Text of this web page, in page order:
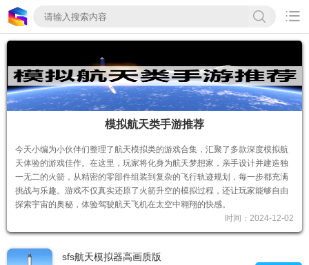

模拟航天类手游推荐
今天小编为小伙伴们整理了航天模拟类的游戏合集，汇聚了多款深度模拟航
天体验的游戏佳作。在这里，玩家将化身为航天梦想家，亲手设计并建造独
一无二的火箭，从精密的零部件组装到复杂的飞行轨迹规划，每一步都充满
挑战与乐趣。游戏不仅真实还原了火箭升空的模拟过程，还让玩家能够自由
探索宇宙的奥秘，体验驾驶航天飞机在太空中翱翔的快感。
时间：2024-12-02
sfs航天模拟器高画质版